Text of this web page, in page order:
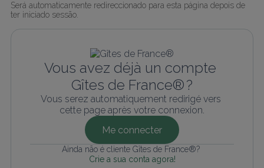
Será automaticamente redireccionado para esta página depois de
ter iniciado sessão.
Vous avez déjà un compte
Gîtes de France® ?
Vous serez automatiquement redirigé vers
cette page après votre connexion.
Me connecter
Ainda não é cliente Gîtes de France®?
Crie a sua conta agora!